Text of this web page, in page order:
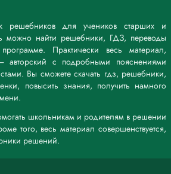
решебников для учеников старших и
можно найти решебники, ГДЗ, переводы
Практически весь материал,
с подробными пояснениями
Вы сможете скачать гдз, решебники,
повысить знания, получить намного
школьникам и родителям в решении
того, весь материал совершенствуется,
решений.